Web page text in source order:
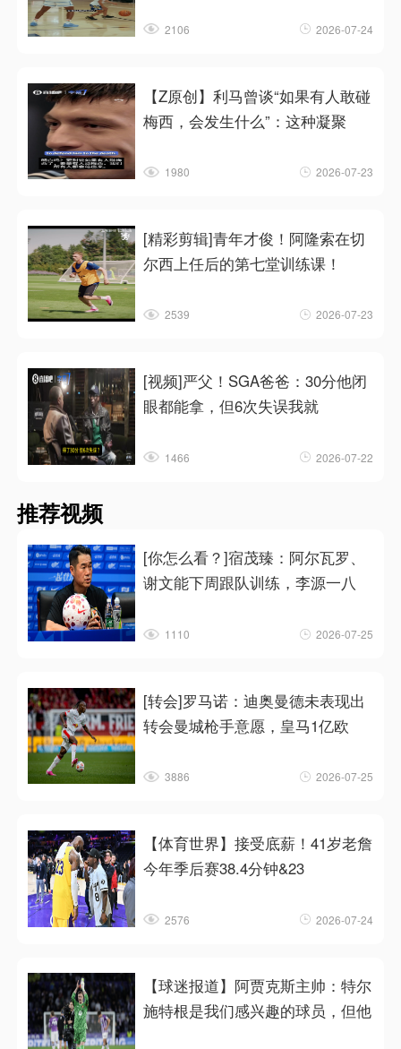
2106 2026-07-24
【Z原创】利马曾谈“如果有人敢碰
梅西，会发生什么”：这种凝聚
1980 2026-07-23
[精彩剪辑]青年才俊！阿隆索在切
尔西上任后的第七堂训练课！
2539 2026-07-23
[视频]严父！SGA爸爸：30分他闭
眼都能拿，但6次失误我就
1466 2026-07-22
推荐视频
[你怎么看？]宿茂臻：阿尔瓦罗、
谢文能下周跟队训练，李源一八
1110 2026-07-25
[转会]罗马诺：迪奥曼德未表现出
转会曼城枪手意愿，皇马1亿欧
3886 2026-07-25
【体育世界】接受底薪！41岁老詹
今年季后赛38.4分钟&23
2576 2026-07-24
【球迷报道】阿贾克斯主帅：特尔
施特根是我们感兴趣的球员，但他